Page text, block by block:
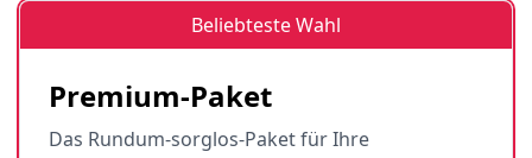
Beliebteste Wahl
Premium-Paket
Das Rundum-sorglos-Paket für Ihre